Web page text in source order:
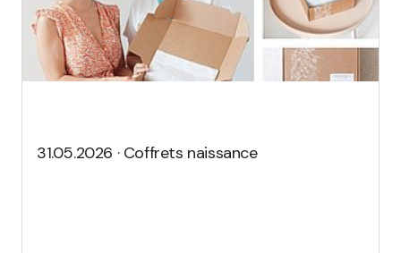
31.05.2026 · Coffrets naissance